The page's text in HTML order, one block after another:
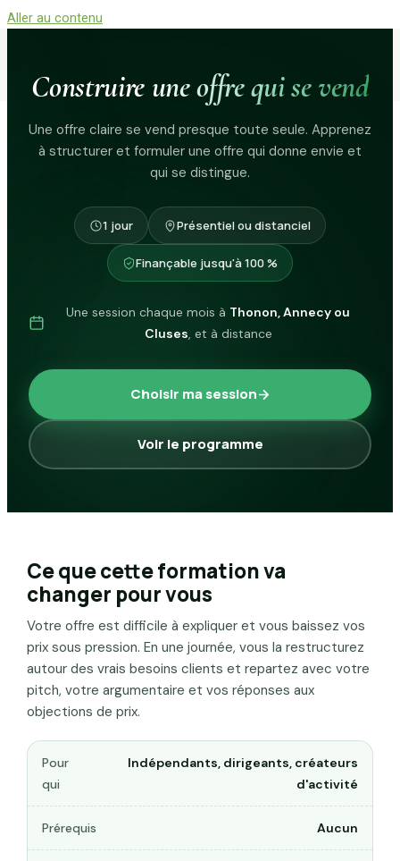
Aller au contenu
Construire une offre qui se vend
Une offre claire se vend presque toute seule. Apprenez
à structurer et formuler une offre qui donne envie et
qui se distingue.
1 jour Présentiel ou distanciel
Finançable jusqu'à 100 %
Une session chaque mois à Thonon, Annecy ou
Cluses, et à distance
Choisir ma session
Voir le programme
Ce que cette formation va
changer pour vous
Votre offre est difficile à expliquer et vous baissez vos
prix sous pression. En une journée, vous la restructurez
autour des vrais besoins clients et repartez avec votre
pitch, votre argumentaire et vos réponses aux
objections de prix.
Pour
qui
Indépendants, dirigeants, créateurs
d'activité
Prérequis Aucun